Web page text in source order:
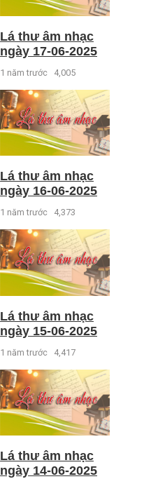
Lá thư âm nhạc
ngày 17-06-2025
1 năm trước 4,005
Lá thư âm nhạc
ngày 16-06-2025
1 năm trước 4,373
Lá thư âm nhạc
ngày 15-06-2025
1 năm trước 4,417
Lá thư âm nhạc
ngày 14-06-2025